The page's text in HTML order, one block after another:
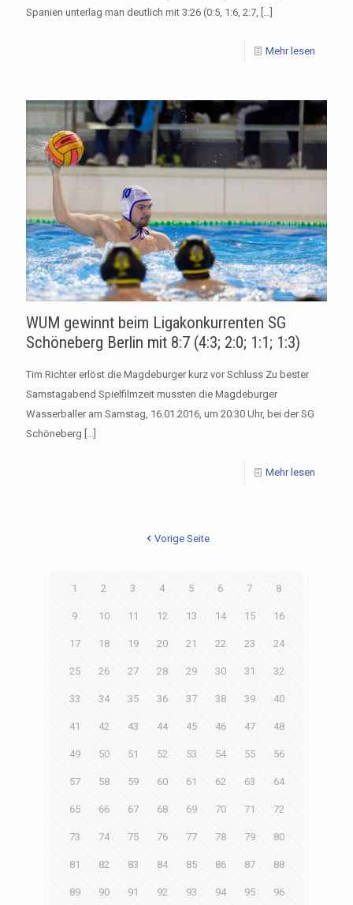
Spanien unterlag man deutlich mit 3:26 (0:5, 1:6, 2:7, […]
Mehr lesen
WUM gewinnt beim Ligakonkurrenten SG
Schöneberg Berlin mit 8:7 (4:3; 2:0; 1:1; 1:3)
Tim Richter erlöst die Magdeburger kurz vor Schluss Zu bester
Samstagabend Spielfilmzeit mussten die Magdeburger
Wasserballer am Samstag, 16.01.2016, um 20:30 Uhr, bei der SG
Schöneberg […]
Mehr lesen
Vorige Seite
1 2 3 4 5 6 7 8
9 10 11 12 13 14 15 16
17 18 19 20 21 22 23 24
25 26 27 28 29 30 31 32
33 34 35 36 37 38 39 40
41 42 43 44 45 46 47 48
49 50 51 52 53 54 55 56
57 58 59 60 61 62 63 64
65 66 67 68 69 70 71 72
73 74 75 76 77 78 79 80
81 82 83 84 85 86 87 88
89 90 91 92 93 94 95 96